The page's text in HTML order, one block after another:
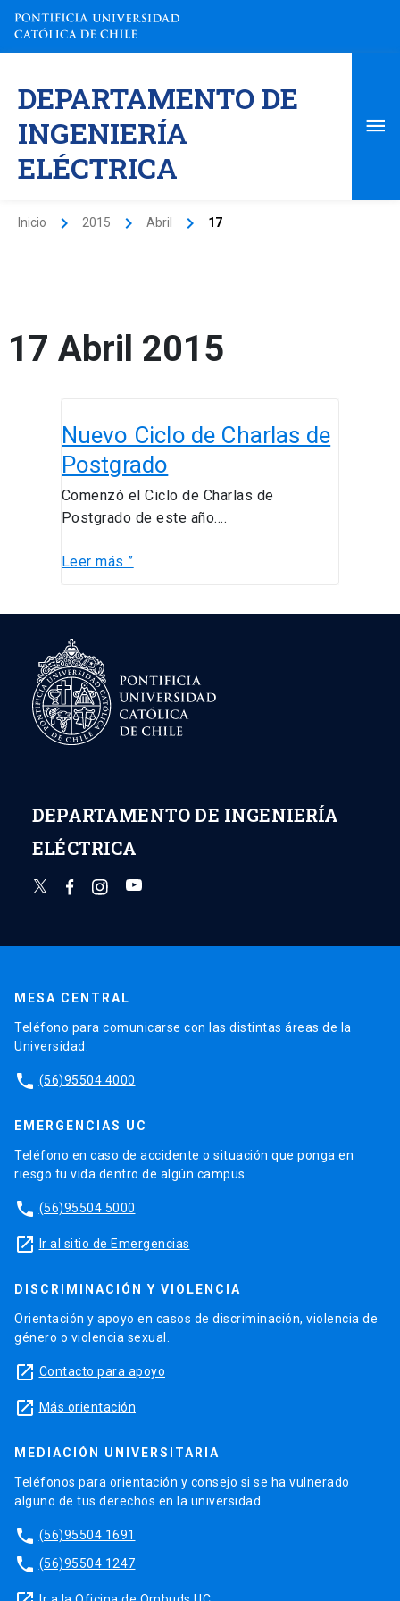
contenido
DEPARTAMENTO DE
INGENIERÍA
ELÉCTRICA
Inicio 2015 Abril 17
17 Abril 2015
Nuevo Ciclo de Charlas de
Postgrado
Comenzó el Ciclo de Charlas de
Postgrado de este año….
Ciclo
de
Charlas
de
Postgrado
Leer más ”
DEPARTAMENTO DE INGENIERÍA
ELÉCTRICA
MESA CENTRAL
Teléfono para comunicarse con las distintas áreas de la
Universidad.
phone (56)95504 4000
EMERGENCIAS UC
Teléfono en caso de accidente o situación que ponga en
riesgo tu vida dentro de algún campus.
phone (56)95504 5000
launch Ir al sitio de Emergencias
DISCRIMINACIÓN Y VIOLENCIA
Orientación y apoyo en casos de discriminación, violencia de
género o violencia sexual.
launch Contacto para apoyo
launch Más orientación
MEDIACIÓN UNIVERSITARIA
Teléfonos para orientación y consejo si se ha vulnerado
alguno de tus derechos en la universidad.
phone (56)95504 1691
phone (56)95504 1247